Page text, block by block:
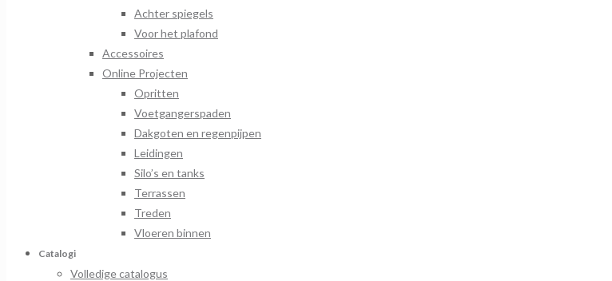
Achter spiegels
Voor het plafond
Accessoires
Online Projecten
Opritten
Voetgangerspaden
Dakgoten en regenpijpen
Leidingen
Silo’s en tanks
Terrassen
Treden
Vloeren binnen
Catalogi
Volledige catalogus